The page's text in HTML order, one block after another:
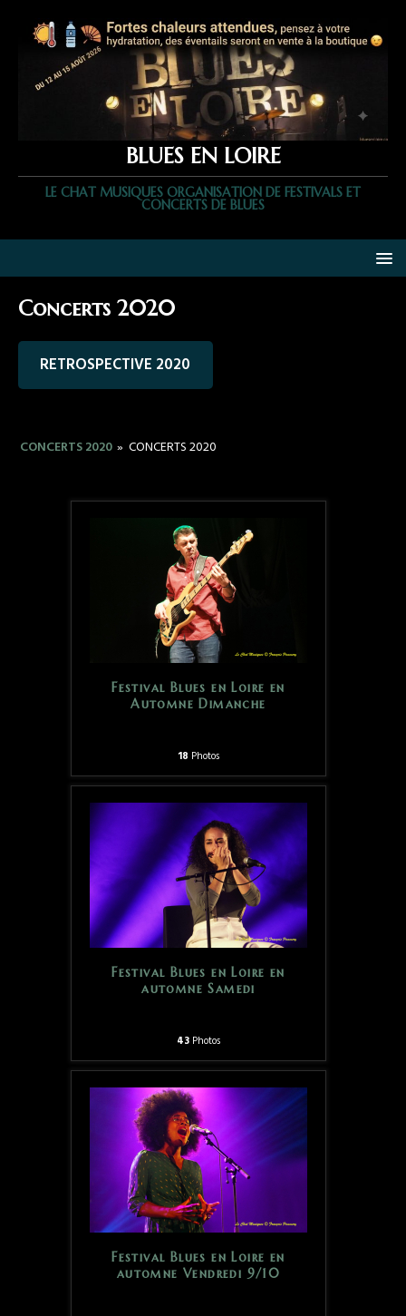
BLUES EN LOIRE
LE CHAT MUSIQUES ORGANISATION DE FESTIVALS ET
CONCERTS DE BLUES
Concerts 2020
RETROSPECTIVE 2020
CONCERTS 2020 » CONCERTS 2020
Festival Blues en Loire en
Automne Dimanche
18 Photos
Festival Blues en Loire en
automne Samedi
43 Photos
Festival Blues en Loire en
automne Vendredi 9/10